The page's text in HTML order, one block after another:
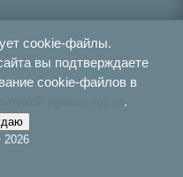
cookie-файлы.
вы подтверждаете
cookie-файлов в
.
2026